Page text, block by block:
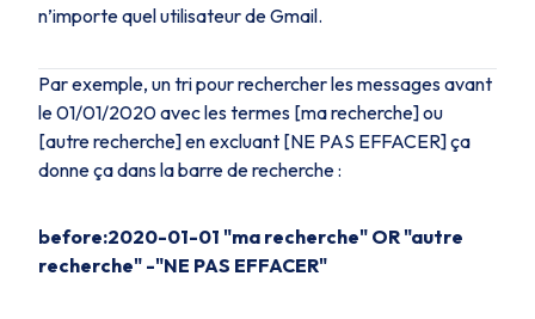
n’importe quel utilisateur de Gmail.
Par exemple, un tri pour rechercher les messages avant
le 01/01/2020 avec les termes [ma recherche] ou
[autre recherche] en excluant [NE PAS EFFACER] ça
donne ça dans la barre de recherche :
before:2020-01-01 "ma recherche" OR "autre
recherche" -"NE PAS EFFACER"